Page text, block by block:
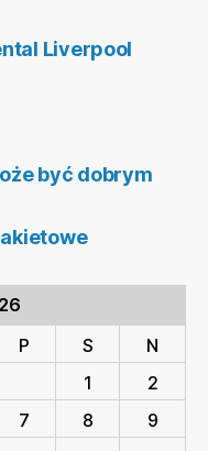
Liverpool
być dobrym
P S
N
1
2
7 8
9